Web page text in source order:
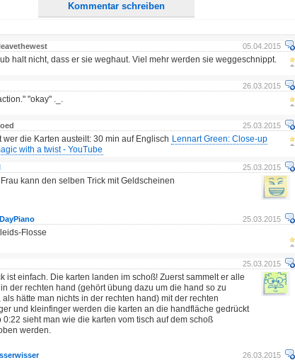
Kommentar schreiben
05.04.2015
halt nicht, dass er sie weghaut. Viel mehr werden sie weggeschnippt.
26.03.2015
"okay" ._.
25.03.2015
wer die Karten austeilt: 30 min auf Englisch Lennart Green: Close-up
with a twist - YouTube
25.03.2015
kann den selben Trick mit Geldscheinen
25.03.2015
Flosse
25.03.2015
ist einfach. Die karten landen im schoß! Zuerst sammelt er alle
in der rechten hand (gehört übung dazu um die hand so zu
als hätte man nichts in der rechten hand) mit der rechten
und kleinfinger werden die karten an die handfläche gedrückt
0:22 sieht man wie die karten vom tisch auf dem schoß
werden.
26.03.2015